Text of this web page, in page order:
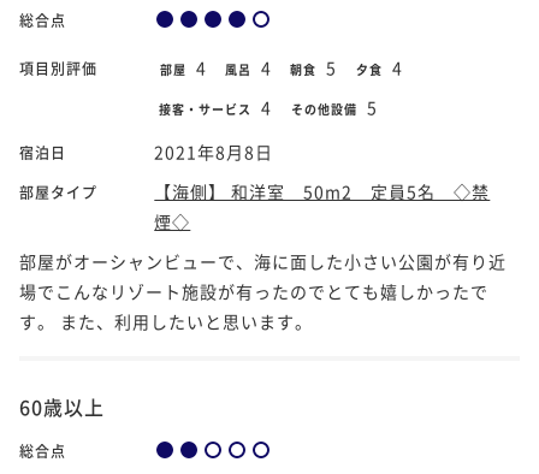
総合点
項目別評価 部屋 4 風呂 4 朝食 5 夕食 4
接客・サービス 4 その他設備 5
宿泊日 2021年8月8日
部屋タイプ
【海側】 和洋室 50m2 定員5名 ◇禁
煙◇
部屋がオーシャンビューで、海に面した小さい公園が有り近
場でこんなリゾート施設が有ったのでとても嬉しかったで
す。 また、利用したいと思います。
60歳以上
総合点